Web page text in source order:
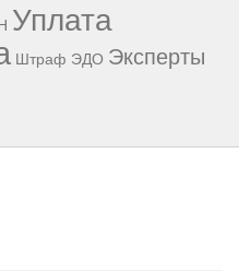
Уплата
Штраф ЭДО Эксперты